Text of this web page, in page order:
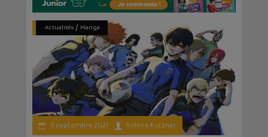
Actualités/ Manga
9 septembre 2021 Solène Kutzner